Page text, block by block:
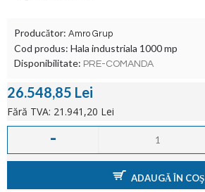
Producător: Amro Grup
Cod produs: Hala industriala 1000 mp
Disponibilitate: PRE-COMANDA
26.548,85 Lei
Fără TVA: 21.941,20 Lei
-
ADAUGĂ ÎN COŞ